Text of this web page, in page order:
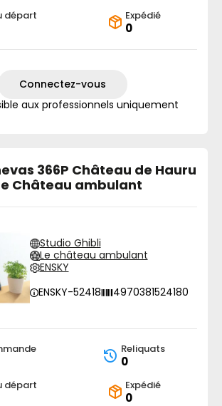
départ Expédié
0
Connectez-vous
aux professionnels uniquement
366P Château de Hauru
Château ambulant
Studio Ghibli
Le château ambulant
ENSKY
ENSKY-52418
4970381524180
Reliquats
0
départ Expédié
0